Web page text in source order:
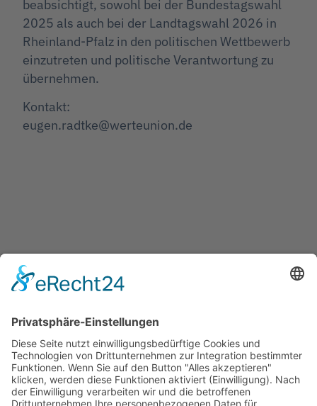
beabsichtigt, sowohl bei der Bundestagswahl
2025 als auch bei der Landtagswahl 2026 in
Rheinland-Pfalz in den politischen Wettbewerb
einzutreten und politische Verantwortung zu
übernehmen.
Kontakt:
eugen.radtke@werteunion.de
Jetzt teilen
Facebook Twitter
Pinterest WhatsApp Telegram
XING Email